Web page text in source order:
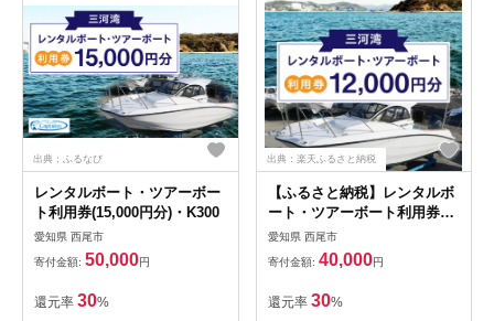
出典：ふるなび
レンタルボート・ツアーボー
ト利用券(15,000円分)・K300
愛知県 西尾市
寄付金額: 50,000円
還元率 30%
出典：楽天ふるさと納税
【ふるさと納税】レンタルボ
ート・ツアーボート利用券
(12,000円分)・K299 ボート
レンタルボート ツアー ツア
ーボート 観光 旅行 観光旅行
夫婦旅行 新婚旅行 旅 一人旅
利用券 チケット 券 施設利用
愛知県 西尾市
寄付金額: 40,000円
還元率 30%